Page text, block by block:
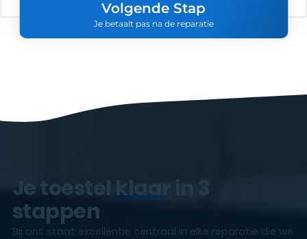
Volgende Stap
Je betaalt pas na de reparatie
Je toestel klaar
stappen
Bij ons staat excellentie centraal in elke reparatie die we